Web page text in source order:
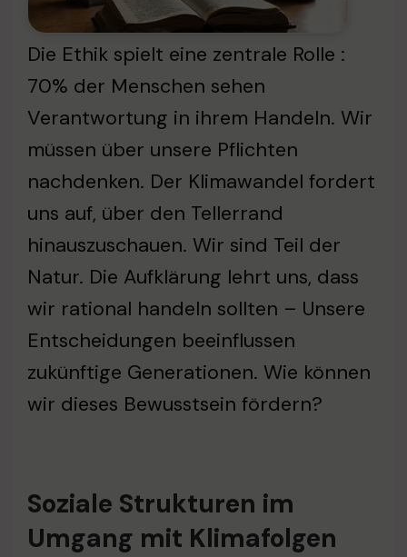
Die Ethik spielt eine zentrale Rolle :
70% der Menschen sehen
Verantwortung in ihrem Handeln. Wir
müssen über unsere Pflichten
nachdenken. Der Klimawandel fordert
uns auf, über den Tellerrand
hinauszuschauen. Wir sind Teil der
Natur. Die Aufklärung lehrt uns, dass
wir rational handeln sollten – Unsere
Entscheidungen beeinflussen
zukünftige Generationen. Wie können
wir dieses Bewusstsein fördern?
Soziale Strukturen im
Umgang mit Klimafolgen